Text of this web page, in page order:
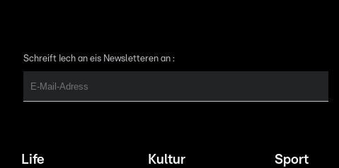
Schreift Iech an eis Newsletteren an :
Life Kultur Sport